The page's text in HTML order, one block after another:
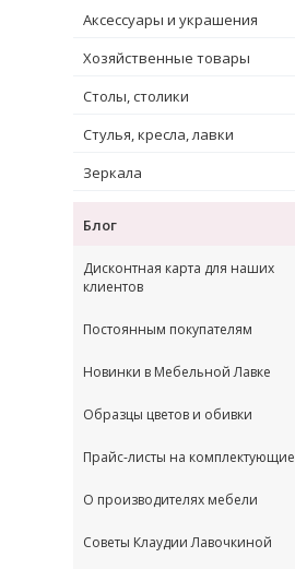
Аксессуары и украшения
Хозяйственные товары
Столы, столики
Стулья, кресла, лавки
Зеркала
Блог
Дисконтная карта для наших
клиентов
Постоянным покупателям
Новинки в Мебельной Лавке
Образцы цветов и обивки
Прайс-листы на комплектующие
О производителях мебели
Советы Клаудии Лавочкиной